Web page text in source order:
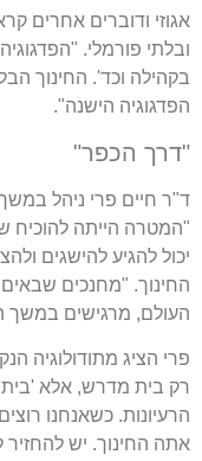
אגוזי ודוברים אחרים
ובלתי פורמלי.
בקהילה וכד'. החינוך
הפדגוגיה הישנה".
"דרך הכפר"
ד"ר חיים פרי ניהל
"המטרה הייתה להוכיח
יכול להגיע להישגים
החינוך. "מחנכים
העולם, מרגישים
פרי הציג מתודולוגיה
רק בית מדרש, אלא
הרעיונות. כשאנחנו
אתה החינוך. יש